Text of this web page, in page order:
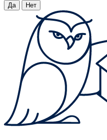
Да Нет